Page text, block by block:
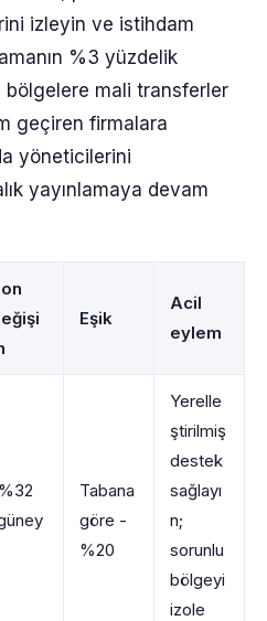
izleyin ve istihdam
%3 yüzdelik
bölgelere mali transferler
geçiren firmalara
yöneticilerini
yayınlamaya devam
Eşik
Acil
eylem
Tabana
göre -
%20
Yerelle
ştirilmiş
destek
sağlayı
n;
sorunlu
bölgeyi
izole